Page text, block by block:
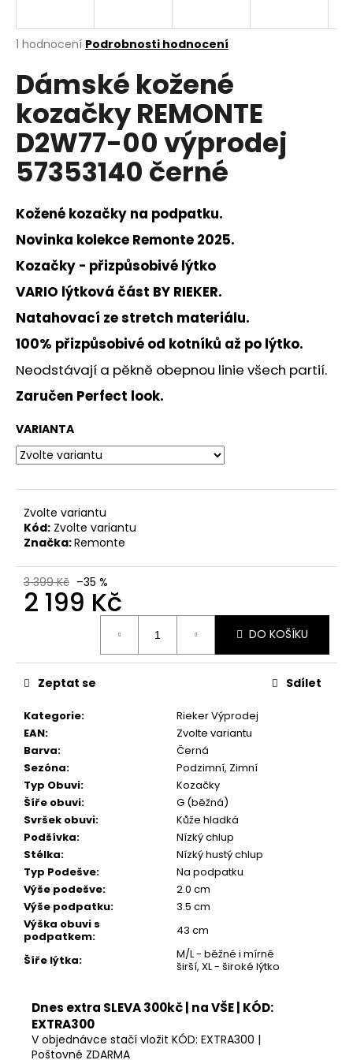
Průměrné
produktu
je
5,0
5
hvězdiček.
1 hodnocení Podrobnosti hodnocení
Dámské kožené
kozačky REMONTE
D2W77-00 výprodej
57353140 černé
Kožené kozačky na podpatku.
Novinka kolekce Remonte 2025.
Kozačky - přizpůsobivé lýtko
VARIO lýtková část BY RIEKER.
Natahovací ze stretch materiálu.
100% přizpůsobivé od kotníků až po lýtko.
Neodstávají a pěkně obepnou linie všech partií.
Zaručen Perfect look.
VARIANTA
Zvolte variantu
Kód: Zvolte variantu
Značka:Remonte
3 399 Kč –35 %
2 199 Kč
DO KOŠÍKU
Kategorie:
Rieker Výprodej
EAN:
Zvolte variantu
Barva:
Černá
Sezóna:
Podzimní, Zimní
Typ Obuvi:
Kozačky
Šíře obuvi:
G (běžná)
Svršek obuvi:
Kůže hladká
Podšívka:
Nízký chlup
Stélka:
Nízký hustý chlup
Typ Podešve:
Na podpatku
Výše podešve:
2.0 cm
Výše podpatku:
3.5 cm
Výška obuvi s
podpatkem:
43 cm
Šíře lýtka:
M/L - běžné i mírně
širší, XL - široké lýtko
Zeptat se Sdílet
Dnes extra SLEVA 300kč | na VŠE | KÓD:
EXTRA300
V objednávce stačí vložit KÓD: EXTRA300 |
Poštovné ZDARMA
j
t
?
HLEDAT
D
o
p
o
r
u
č
u
j
e
m
e
DÁMSKÉ
NA
KLÍNKU
MARCO
2-
28500-
46
876
Kč